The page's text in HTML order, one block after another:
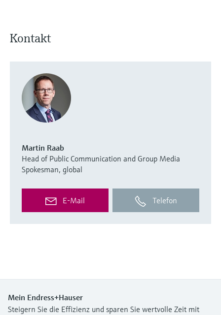
Kontakt
Martin Raab
Head of Public Communication and Group Media
Spokesman, global
E-Mail Telefon
Mein Endress+Hauser
Steigern Sie die Effizienz und sparen Sie wertvolle Zeit mit